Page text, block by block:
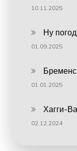
10.11.2025
Ну
01.09.2025
01.01.2025
Хагги-
02.12.2024